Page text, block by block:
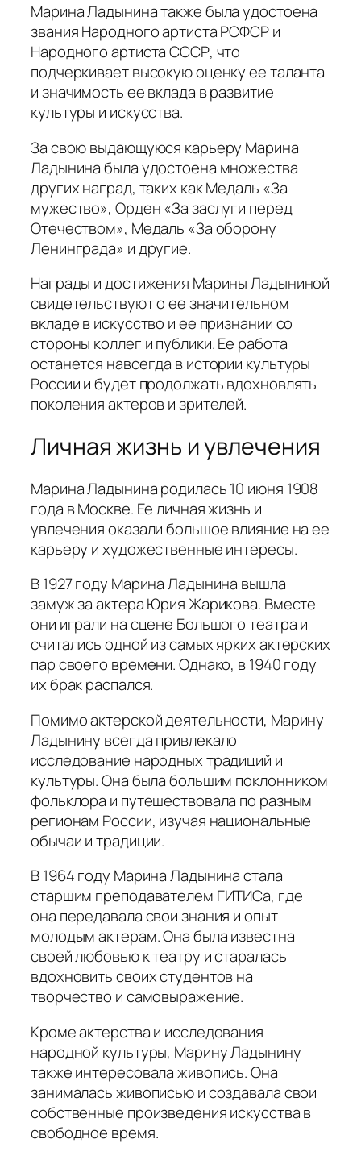
Марина Ладынина также была удостоена
звания Народного артиста РСФСР и
Народного артиста СССР, что
подчеркивает высокую оценку ее таланта
и значимость ее вклада в развитие
культуры и искусства.
За свою выдающуюся карьеру Марина
Ладынина была удостоена множества
других наград, таких как Медаль «За
мужество», Орден «За заслуги перед
Отечеством», Медаль «За оборону
Ленинграда» и другие.
Награды и достижения Марины Ладыниной
свидетельствуют о ее значительном
вкладе в искусство и ее признании со
стороны коллег и публики. Ее работа
останется навсегда в истории культуры
России и будет продолжать вдохновлять
поколения актеров и зрителей.
Личная жизнь и увлечения
Марина Ладынина родилась 10 июня 1908
года в Москве. Ее личная жизнь и
увлечения оказали большое влияние на ее
карьеру и художественные интересы.
В 1927 году Марина Ладынина вышла
замуж за актера Юрия Жарикова. Вместе
они играли на сцене Большого театра и
считались одной из самых ярких актерских
пар своего времени. Однако, в 1940 году
их брак распался.
Помимо актерской деятельности, Марину
Ладынину всегда привлекало
исследование народных традиций и
культуры. Она была большим поклонником
фольклора и путешествовала по разным
регионам России, изучая национальные
обычаи и традиции.
В 1964 году Марина Ладынина стала
старшим преподавателем ГИТИСа, где
она передавала свои знания и опыт
молодым актерам. Она была известна
своей любовью к театру и старалась
вдохновить своих студентов на
творчество и самовыражение.
Кроме актерства и исследования
народной культуры, Марину Ладынину
также интересовала живопись. Она
занималась живописью и создавала свои
собственные произведения искусства в
свободное время.